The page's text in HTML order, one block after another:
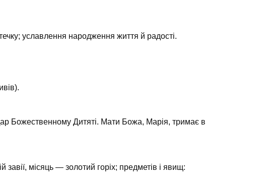
уславлення народження життя й радості.
Божествен­ному Дитяті. Мати Божа, Марія, тримає в
завії, місяць — золотий горіх; предметів і явищ: